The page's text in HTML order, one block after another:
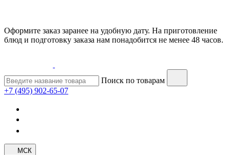
Оформите заказ заранее на удобную дату. На приготовление
блюд и подготовку заказа нам понадобится не менее 48 часов.
Поиск по товарам
+7 (495) 902-65-07
МСК